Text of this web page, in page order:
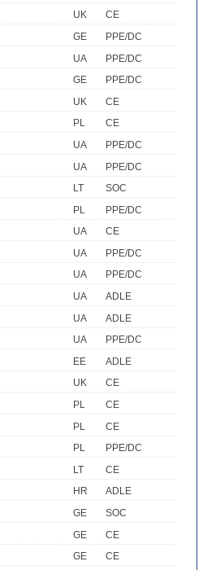
UK
CE
GE
PPE/DC
UA
PPE/DC
GE
PPE/DC
UK
CE
PL
CE
UA
PPE/DC
UA
PPE/DC
LT
SOC
PL
PPE/DC
UA
CE
UA
PPE/DC
UA
PPE/DC
UA
ADLE
UA
ADLE
UA
PPE/DC
EE
ADLE
UK
CE
PL
CE
PL
CE
PL
PPE/DC
LT
CE
HR
ADLE
GE
SOC
GE
CE
GE
CE